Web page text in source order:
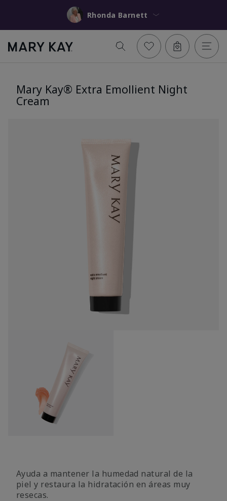
Rhonda Barnett
Mary Kay® Extra Emollient Night
Cream
Ayuda a mantener la humedad natural de la
piel y restaura la hidratación en áreas muy
resecas.